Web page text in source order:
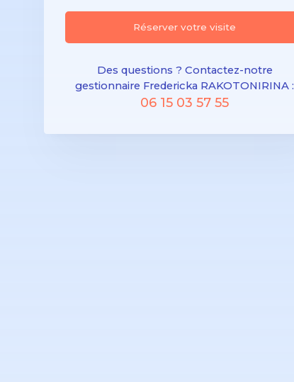
Réserver votre visite
Des questions ? Contactez-notre
gestionnaire Fredericka RAKOTONIRINA :
06 15 03 57 55